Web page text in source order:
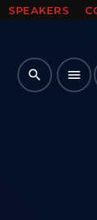
SPEAKERS
search menu